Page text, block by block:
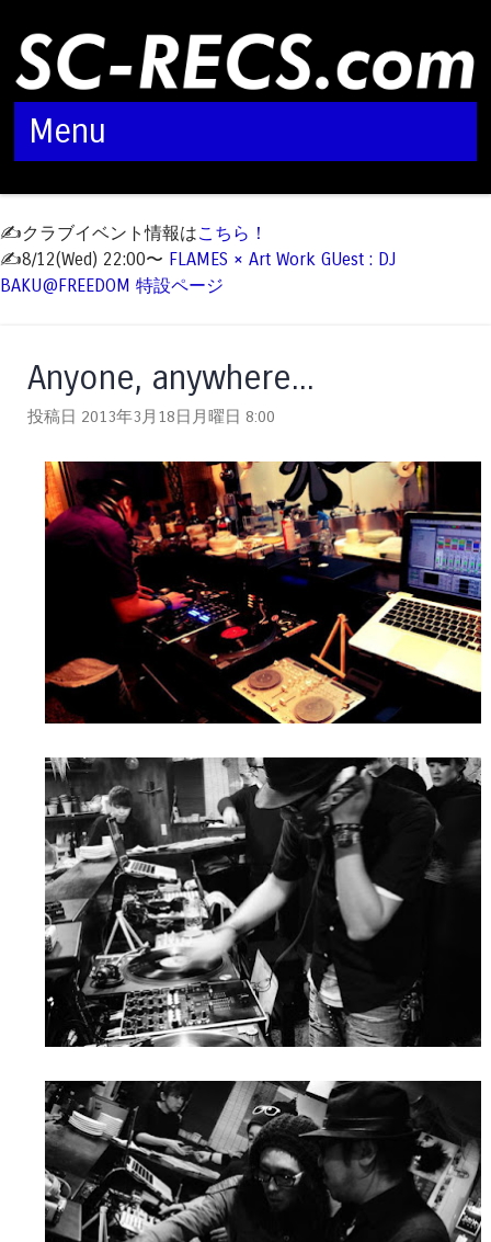
Menu
✍️クラブイベント情報はこちら！
✍️8/12(Wed) 22:00〜 FLAMES × Art Work GUest : DJ
BAKU@FREEDOM 特設ページ
Anyone, anywhere...
投稿日 2013年3月18日月曜日 8:00